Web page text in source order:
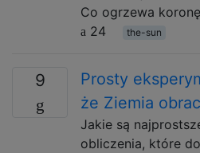
Co ogrzewa
24
the-sun
9
Prosty
że Ziemia
Jakie są
obliczenia, które